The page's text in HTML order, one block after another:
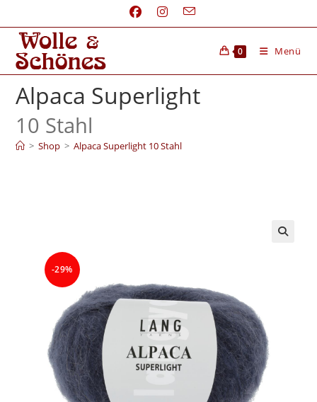
0 Menü
Alpaca Superlight
10 Stahl
> Shop > Alpaca Superlight 10 Stahl
-29%